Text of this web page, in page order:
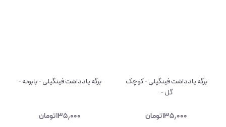
برگه یادداشت فینگیلی - کوچک
گل -
۱۳۵٫۰۰۰تومان
برگه یادداشت فینگیلی - بابونه -
۱۳۵٫۰۰۰تومان